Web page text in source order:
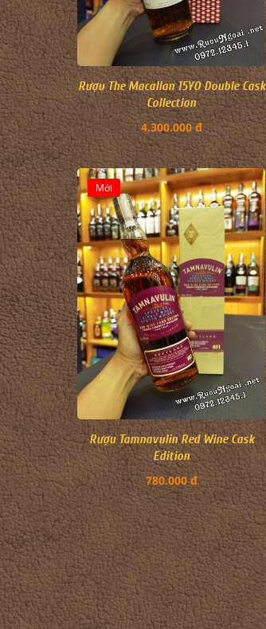
Rượu The Macallan 15YO Double Cask
Collection
4.300.000 đ
Mới
Rượu Tamnavulin Red Wine Cask
Edition
780.000 đ